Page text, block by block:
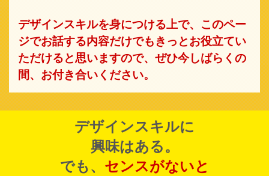
デザインスキルを身につける上で、 このペー
ジでお話する内容だけでも きっとお役立てい
ただけると思いますので、 ぜひ今しばらくの
間、お付き合いください。
デザインスキルに
興味はある。
でも、 センスがないと